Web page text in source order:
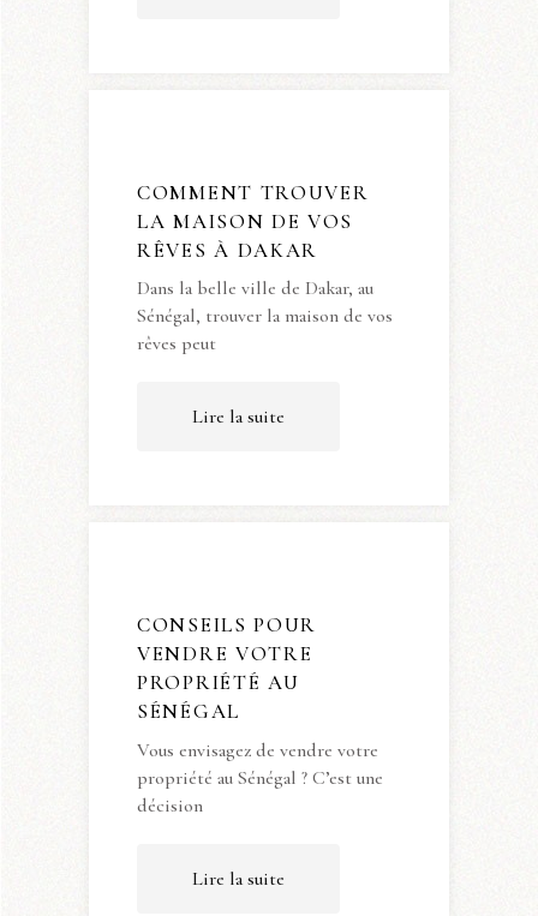
COMMENT TROUVER
LA MAISON DE VOS
RÊVES À DAKAR
Dans la belle ville de Dakar, au
Sénégal, trouver la maison de vos
rêves peut
Lire la suite
CONSEILS POUR
VENDRE VOTRE
PROPRIÉTÉ AU
SÉNÉGAL
Vous envisagez de vendre votre
propriété au Sénégal ? C’est une
décision
Lire la suite